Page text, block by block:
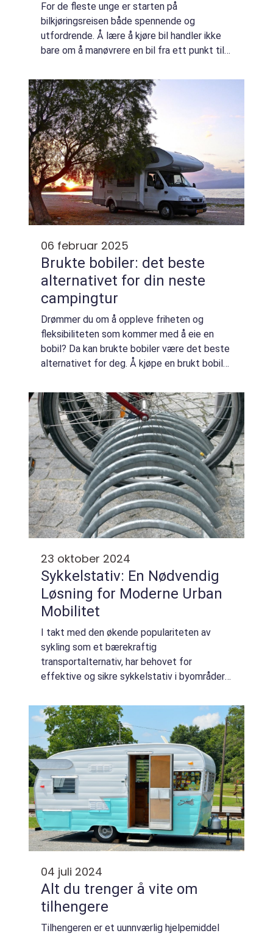
For de fleste unge er starten på
bilkjøringsreisen både spennende og
utfordrende. Å lære å kjøre bil handler ikke
bare om å manøvrere en bil fra ett punkt til
06 februar 2025
Brukte bobiler: det beste
alternativet for din neste
campingtur
Drømmer du om å oppleve friheten og
fleksibiliteten som kommer med å eie en
bobil? Da kan brukte bobiler være det beste
alternativet for deg. Å kjøpe en brukt bobil
23 oktober 2024
Sykkelstativ: En Nødvendig
Løsning for Moderne Urban
Mobilitet
I takt med den økende populariteten av
sykling som et bærekraftig
transportalternativ, har behovet for
effektive og sikre sykkelstativ i byområder
spiller en avgjørende rolle i &ari...
04 juli 2024
Alt du trenger å vite om
tilhengere
Tilhengeren er et uunnværlig hjelpemiddel